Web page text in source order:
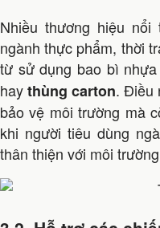
Nhiều thương hiệu
ngành thực phẩm, thời
từ sử dụng bao bì
haythùng carton. Điều
bảo vệ môi trường mà
khi người tiêu dùng
thân thiện với môi